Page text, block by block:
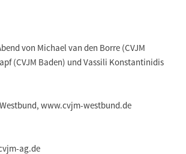
von Michael van den Borre (CVJM
(CVJM Baden) und Vassili Konstantinidis
www.cvjm-westbund.de
ag.de